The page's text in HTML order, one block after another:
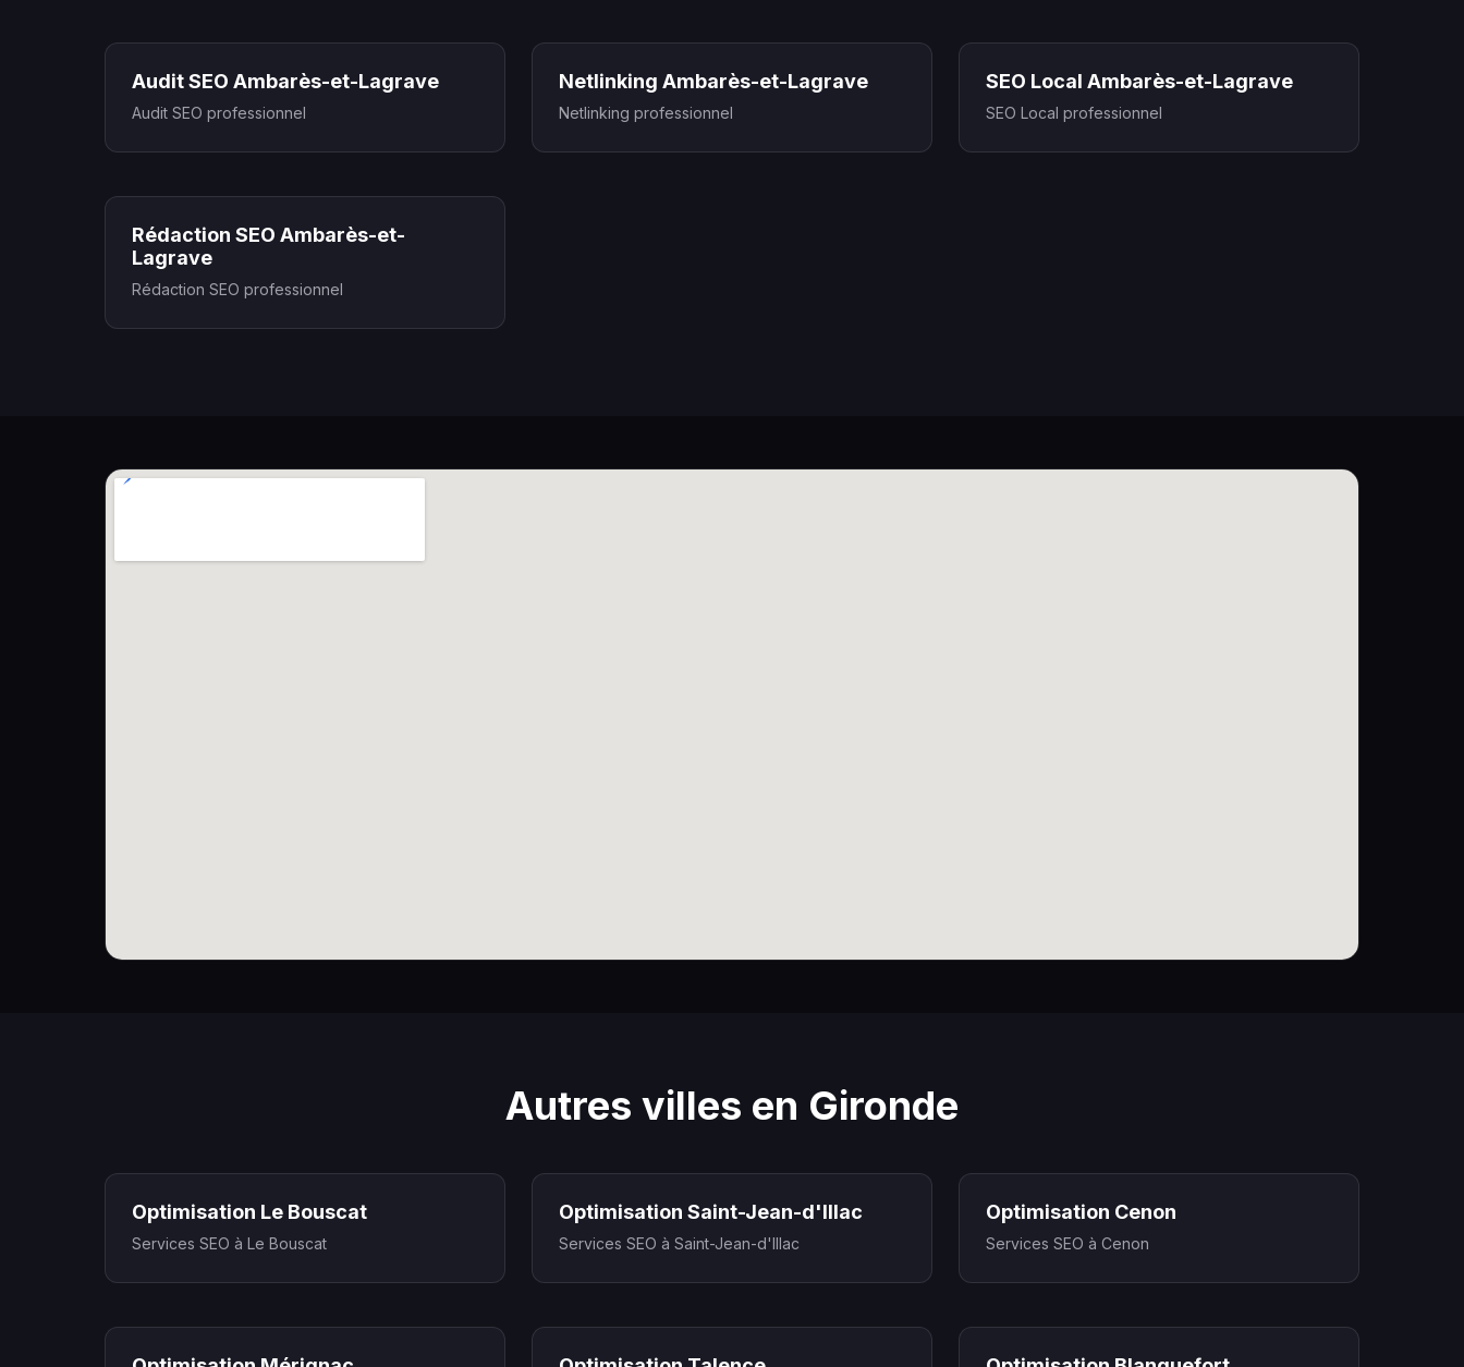
Audit SEO Ambarès-et-Lagrave
Audit SEO professionnel
Netlinking Ambarès-et-Lagrave
Netlinking professionnel
SEO Local Ambarès-et-Lagrave
SEO Local professionnel
Rédaction SEO Ambarès-et-
Lagrave
Rédaction SEO professionnel
Autres villes en Gironde
Optimisation Le Bouscat
Services SEO à Le Bouscat
Optimisation Saint-Jean-d'Illac
Services SEO à Saint-Jean-d'Illac
Optimisation Cenon
Services SEO à Cenon